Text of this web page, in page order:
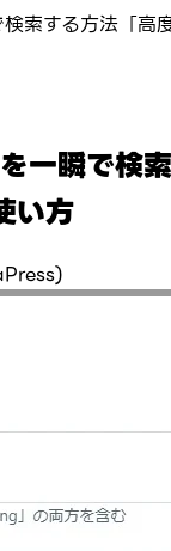
索する方法「高
一瞬で検索
い方